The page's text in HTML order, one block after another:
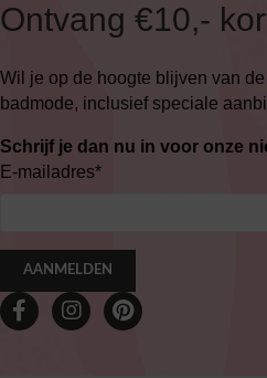
Ontvang €10,-
Wil je op de hoogte blijven van
badmode, inclusief speciale
Schrijf je dan nu in voor onze
E-mailadres*
AANMELDEN